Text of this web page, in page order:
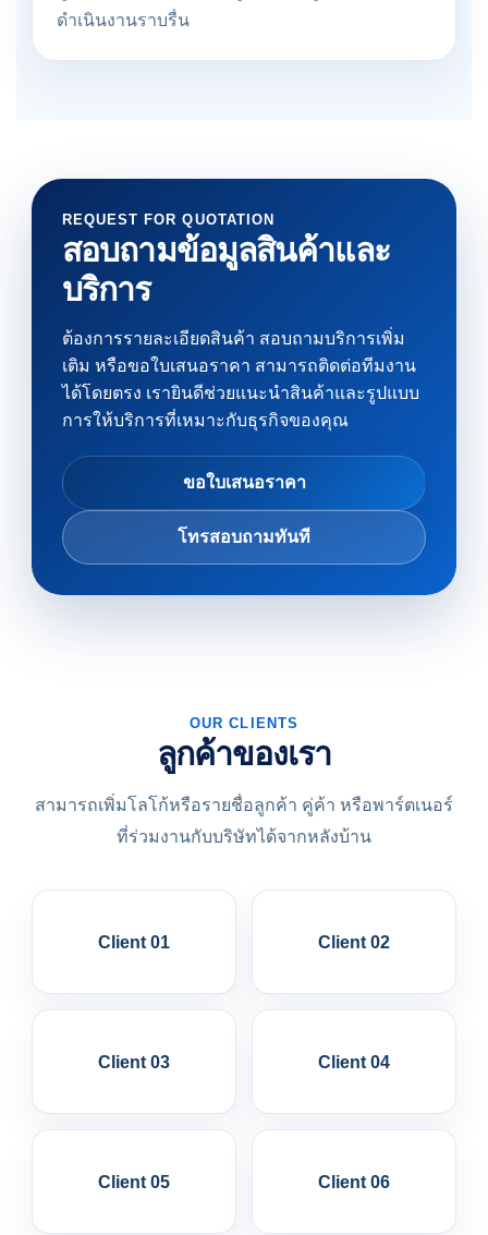
ดำเนินงานราบรื่น
REQUEST FOR QUOTATION
สอบถามข้อมูลสินค้าและ
บริการ
ต้องการรายละเอียดสินค้า สอบถามบริการเพิ่ม
เติม หรือขอใบเสนอราคา สามารถติดต่อทีมงาน
ได้โดยตรง เรายินดีช่วยแนะนำสินค้าและรูปแบบ
การให้บริการที่เหมาะกับธุรกิจของคุณ
ขอใบเสนอราคา
โทรสอบถามทันที
OUR CLIENTS
ลูกค้าของเรา
สามารถเพิ่มโลโก้หรือรายชื่อลูกค้า คู่ค้า หรือพาร์ตเนอร์
ที่ร่วมงานกับบริษัทได้จากหลังบ้าน
Client 01 Client 02
Client 03 Client 04
Client 05 Client 06